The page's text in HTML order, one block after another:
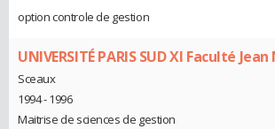
option controle de gestion
UNIVERSITÉ PARIS SUD XI Faculté
Sceaux
1994 - 1996
Maitrise de sciences de gestion